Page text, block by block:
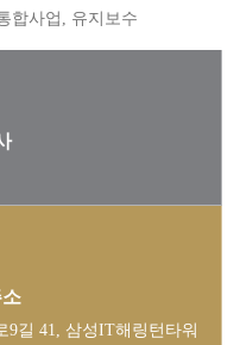
합사업, 유지보수
길 41, 삼성IT해링턴타워